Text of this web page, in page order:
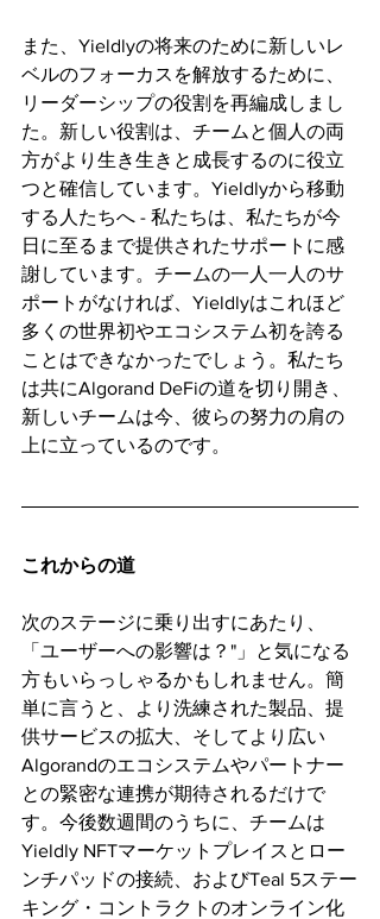
また、Yieldlyの将来のために新しいレ
ベルのフォーカスを解放するために、
リーダーシップの役割を再編成しまし
た。新しい役割は、チームと個人の両
方がより生き生きと成長するのに役立
つと確信しています。Yieldlyから移動
する人たちへ - 私たちは、私たちが今
日に至るまで提供されたサポートに感
謝しています。チームの一人一人のサ
ポートがなければ、Yieldlyはこれほど
多くの世界初やエコシステム初を誇る
ことはできなかったでしょう。私たち
は共にAlgorand DeFiの道を切り開き、
新しいチームは今、彼らの努力の肩の
上に立っているのです。
これからの道
次のステージに乗り出すにあたり、
「ユーザーへの影響は？"」と気になる
方もいらっしゃるかもしれません。簡
単に言うと、より洗練された製品、提
供サービスの拡大、そしてより広い
Algorandのエコシステムやパートナー
との緊密な連携が期待されるだけで
す。今後数週間のうちに、チームは
Yieldly NFTマーケットプレイスとロー
ンチパッドの接続、およびTeal 5ステー
キング・コントラクトのオンライン化